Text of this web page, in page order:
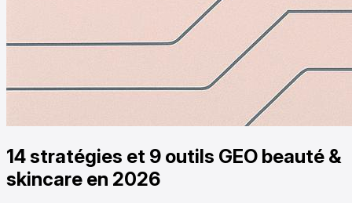
14 stratégies et 9 outils GEO beauté &
skincare en 2026